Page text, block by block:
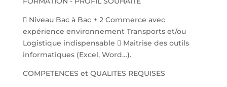
 Niveau Bac à Bac + 2 Commerce avec
expérience environnement Transports et/ou
Logistique indispensable  Maitrise des outils
informatiques (Excel, Word…).
COMPETENCES et QUALITES REQUISES